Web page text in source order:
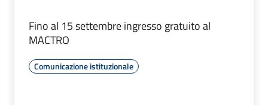
Fino al 15 settembre ingresso gratuito al
MACTRO
Comunicazione istituzionale